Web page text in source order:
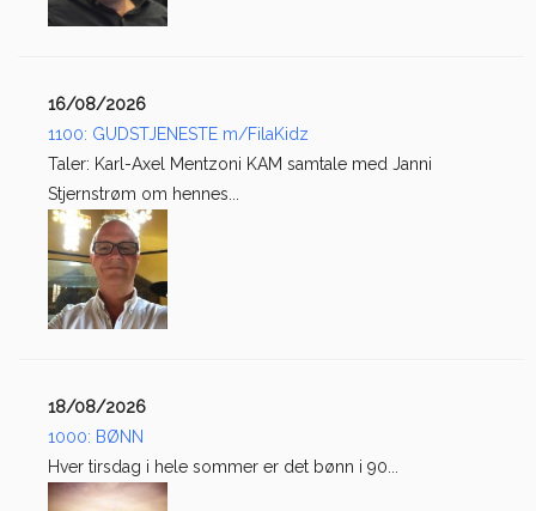
16/08/2026
1100: GUDSTJENESTE m/FilaKidz
Taler: Karl-Axel Mentzoni KAM samtale med Janni
Stjernstrøm om hennes...
18/08/2026
1000: BØNN
Hver tirsdag i hele sommer er det bønn i 90...